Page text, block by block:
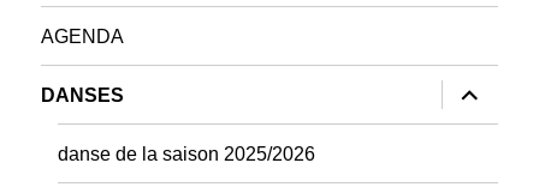
AGENDA
DANSES
ouvrir
le
sous-
danse de la saison 2025/2026